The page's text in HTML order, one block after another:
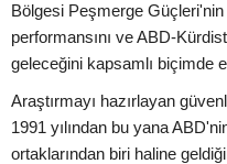
Bölgesi Peşmerge
performansını ve ABD-
geleceğini kapsamlı biçimde
Araştırmayı hazırlayan
1991 yılından bu yana
ortaklarından biri haline